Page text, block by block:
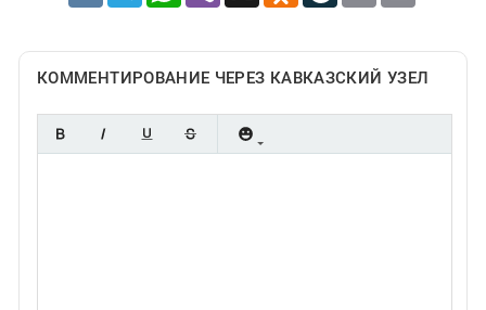
КОММЕНТИРОВАНИЕ ЧЕРЕЗ КАВКАЗСКИЙ УЗЕЛ